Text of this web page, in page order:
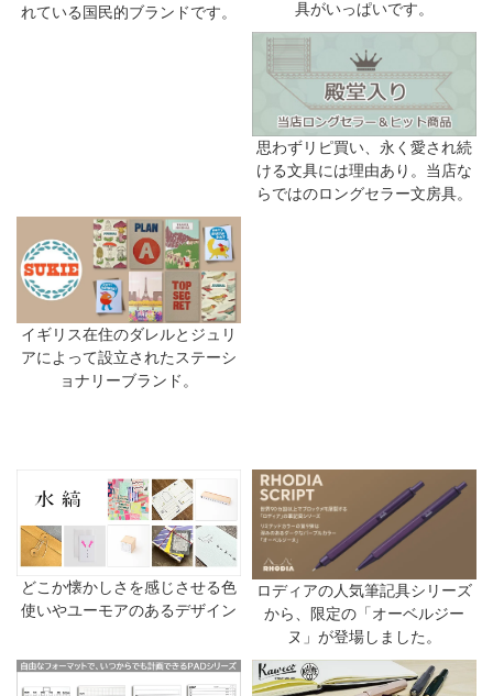
れている国民的ブランドです。 具がいっぱいです。
思わずリピ買い、永く愛され続
ける文具には理由あり。当店な
らではのロングセラー文房具。
イギリス在住のダレルとジュリ
アによって設立されたステーシ
ョナリーブランド。
どこか懐かしさを感じさせる色
使いやユーモアのあるデザイン
ロディアの人気筆記具シリーズ
から、限定の「オーベルジー
ヌ」が登場しました。